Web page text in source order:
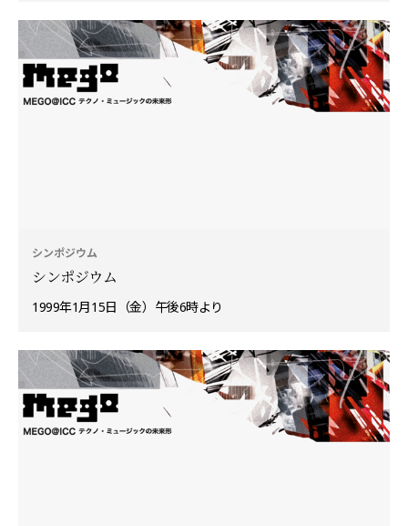
シンポジウム
シンポジウム
1999年1月15日（金）午後6時より